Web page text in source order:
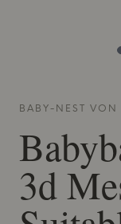
BABY-NEST VON
3d